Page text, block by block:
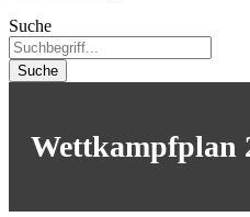
Suche
Suche
Wettkampfplan